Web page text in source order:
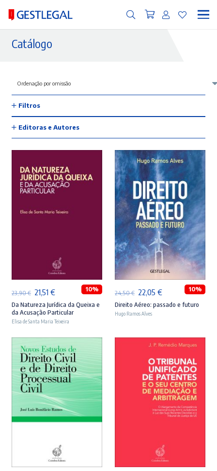
Catálogo
Filtros
Editoras e Autores
ADICIONAR
23,90€ O
preço
original
23,90 €.
21,51 €O
preço
atual
21,51 €.
10%
Da Natureza Jurídica da Queixa e
da Acusação Particular
Elisa de Santa Maria Teixeira
ADICIONAR
24,50€ O
preço
original
24,50 €.
22,05 €O
preço
22,05 €.
10%
Direito Aéreo: passado e futuro
Hugo Ramos Alves
ADICIONAR ADICIONAR